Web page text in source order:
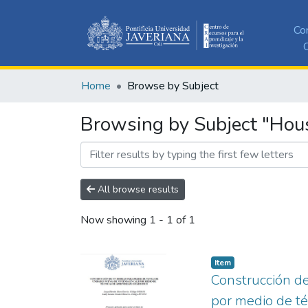
Home Browse by Subject
Browsing by Subject
All browse results
Now showing 1 - 1 of 1
Item
Construcción
por medio de